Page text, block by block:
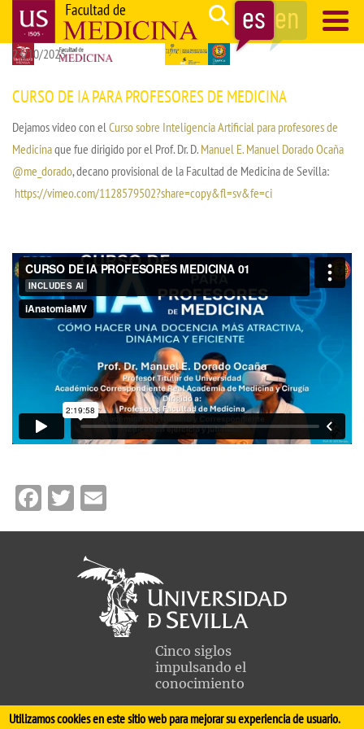
Pasar
contenido
Search
Navegación
principal
23/10/2025
CURSO DE IA PARA PROFESORES DE MEDICINA
Dejamos video con elCurso sobre Inteligencia Artificial para profesores de
Medicinaque fue dirigido por el Prof. Dr. D. Manuel E. Manuel Dorado Ocaña
@me_dorado, decano provisional de la Facultad de Medicina de Sevilla:
https://vimeo.com/1128579502?share=copy&fl=sv&fe=ci
Facebook
Twitter
Cinco siglos
impulsando el
conocimiento
FACULTAD DE MEDICINA
Utilizamos cookies en este sitio web para mejorar su experiencia de usuario.